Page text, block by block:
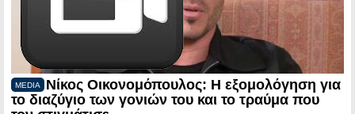
MEDIA
Νίκος Οικονομόπουλος: Η εξομολόγηση για
το διαζύγιο των γονιών του και το τραύμα που